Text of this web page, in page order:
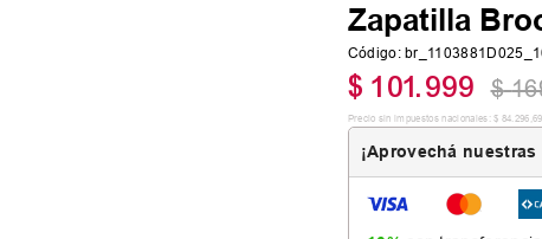
Zapatilla
Código:
$ 101.999 $
Precio sin impuestos nacionales: $ 84.296 ,69
¡Aprovechá